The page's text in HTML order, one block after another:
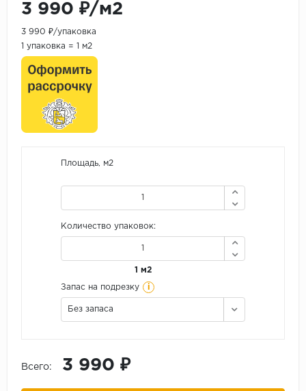
3 990 ₽/м2
3 990 ₽/упаковка
1 упаковка = 1 м2
Площадь, м2
Количество упаковок:
1 м2
Запас на подрезку i
Без запаса
Всего: 3 990 ₽